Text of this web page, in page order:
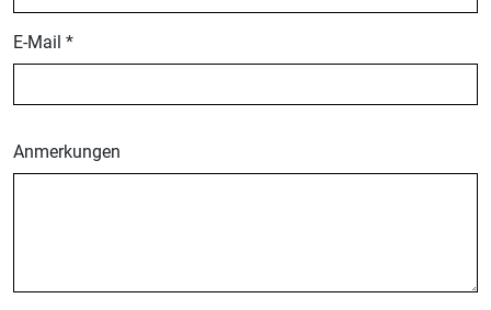
E-Mail *
Anmerkungen